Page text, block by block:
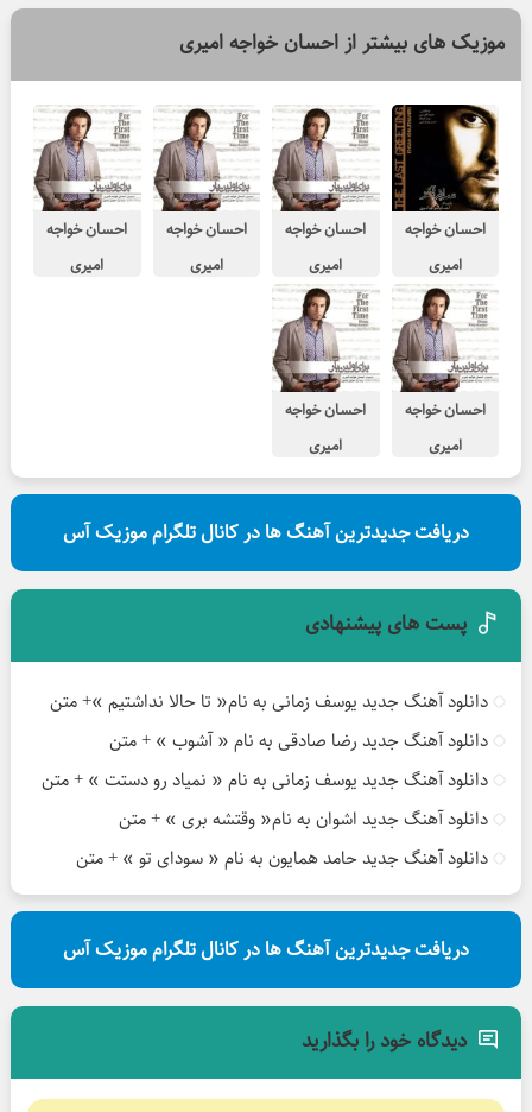
موزیک های بیشتر از احسان خواجه امیری
احسان خواجه
امیری
باران که می بارد
احسان خواجه
امیری
من بی تو
احسان خواجه
امیری
احسان خواجه
امیری
احسان خواجه
امیری
حس غریب
احسان خواجه
امیری
انگار نه انگار
دریافت جدیدترین آهنگ ها در کانال تلگرام موزیک آس
پست های پیشنهادی
دانلود آهنگ جدید یوسف زمانی به نام« تا حالا نداشتیم »+ متن
دانلود آهنگ جدید رضا صادقی به نام « آشوب » + متن
دانلود آهنگ جدید یوسف زمانی به نام « نمیاد رو دستت » + متن
دانلود آهنگ جدید اشوان به نام« وقتشه بری » + متن
دانلود آهنگ جدید حامد همایون به نام « سودای تو » + متن
دریافت جدیدترین آهنگ ها در کانال تلگرام موزیک آس
دیدگاه خود را بگذارید